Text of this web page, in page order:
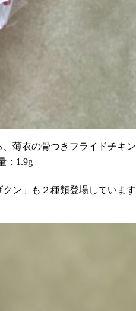
薄衣の骨つきフライドチキン
：1.9g
ン」も２種類登場していま